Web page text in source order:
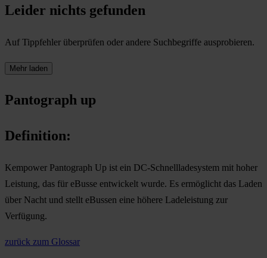
Leider nichts gefunden
Auf Tippfehler überprüfen oder andere Suchbegriffe ausprobieren.
Mehr laden
Pantograph up
Definition:
Kempower Pantograph Up ist ein DC-Schnellladesystem mit hoher
Leistung, das für eBusse entwickelt wurde. Es ermöglicht das Laden
über Nacht und stellt eBussen eine höhere Ladeleistung zur
Verfügung.
zurück zum Glossar